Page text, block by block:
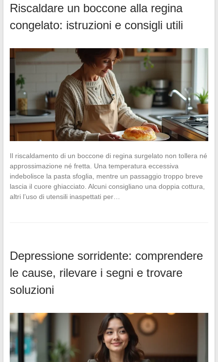
Riscaldare un boccone alla regina
congelato: istruzioni e consigli utili
Il riscaldamento di un boccone di regina surgelato non tollera né
approssimazione né fretta. Una temperatura eccessiva
indebolisce la pasta sfoglia, mentre un passaggio troppo breve
lascia il cuore ghiacciato. Alcuni consigliano una doppia cottura,
altri l’uso di utensili inaspettati per…
Depressione sorridente: comprendere
le cause, rilevare i segni e trovare
soluzioni